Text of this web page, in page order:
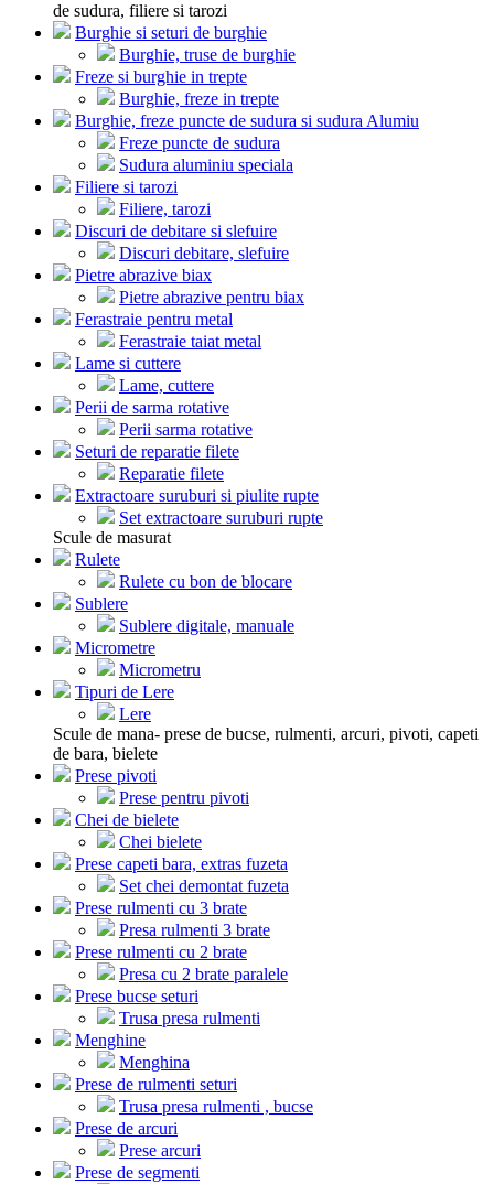
de sudura, filiere si tarozi
Burghie si seturi de burghie
Burghie, truse de burghie
Freze si burghie in trepte
Burghie, freze in trepte
Burghie, freze puncte de sudura si sudura Alumiu
Freze puncte de sudura
Sudura aluminiu speciala
Filiere si tarozi
Filiere, tarozi
Discuri de debitare si slefuire
Discuri debitare, slefuire
Pietre abrazive biax
Pietre abrazive pentru biax
Ferastraie pentru metal
Ferastraie taiat metal
Lame si cuttere
Lame, cuttere
Perii de sarma rotative
Perii sarma rotative
Seturi de reparatie filete
Reparatie filete
Extractoare suruburi si piulite rupte
Set extractoare suruburi rupte
Scule de masurat
Rulete
Rulete cu bon de blocare
Sublere
Sublere digitale, manuale
Micrometre
Micrometru
Tipuri de Lere
Lere
Scule de mana- prese de bucse, rulmenti, arcuri, pivoti, capeti
de bara, bielete
Prese pivoti
Prese pentru pivoti
Chei de bielete
Chei bielete
Prese capeti bara, extras fuzeta
Set chei demontat fuzeta
Prese rulmenti cu 3 brate
Presa rulmenti 3 brate
Prese rulmenti cu 2 brate
Presa cu 2 brate paralele
Prese bucse seturi
Trusa presa rulmenti
Menghine
Menghina
Prese de rulmenti seturi
Trusa presa rulmenti , bucse
Prese de arcuri
Prese arcuri
Prese de segmenti